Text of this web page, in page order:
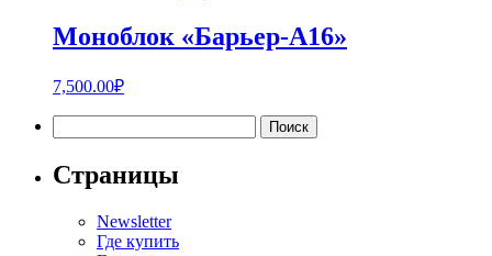
Моноблок «Барьер-А16»
7,500.00₽
Страницы
Newsletter
Где купить